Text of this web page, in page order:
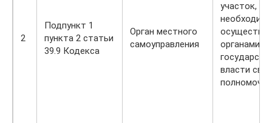
2
Подпункт 1
пункта 2 статьи
39.9 Кодекса
Орган местного
самоуправления
участок,
органами
власти
полномочий